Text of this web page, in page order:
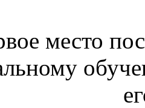
место